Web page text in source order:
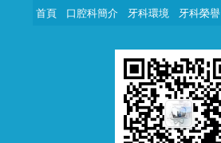
首頁 口腔科簡介 牙科環境 牙科榮譽